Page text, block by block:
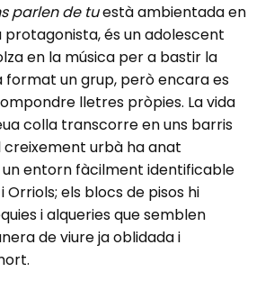
parlen de tuestà ambientada en
protagonista, és un adolescent
en la música per a bastir la
format un grup, però encara es
lletres pròpies. La vida
colla transcorre en uns barris
creixement urbà ha anat
un entorn fàcilment identificable
els blocs de pisos hi
i alqueries que semblen
de viure ja oblidada i